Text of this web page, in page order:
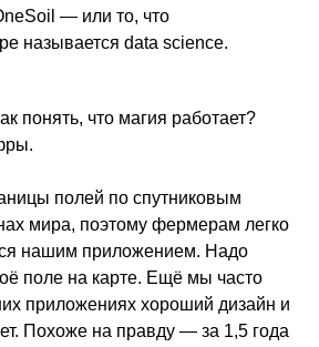
— или то, что
называется data science.
понять, что магия работает?
полей по спутниковым
мира, поэтому фермерам легко
нашим приложением. Надо
поле на карте. Ещё мы часто
приложениях хороший дизайн и
Похоже на правду — за 1,5 года